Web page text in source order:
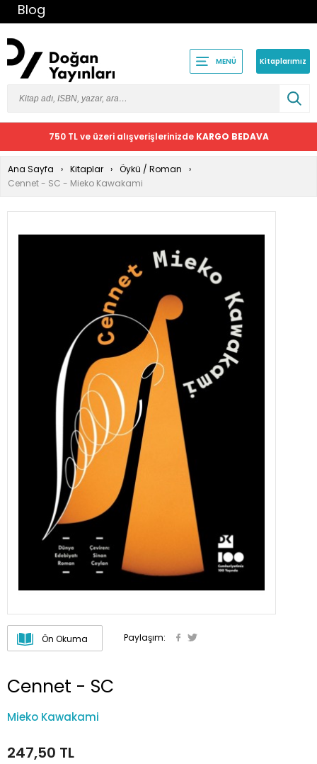
Blog
MENÜ Kitaplarımız
750 TL ve üzeri alışverişlerinizde KARGO BEDAVA
Ana Sayfa Kitaplar
Öykü / Roman
Cennet - SC - Mieko Kawakami
Ön Okuma Paylaşım:
Cennet - SC
Mieko Kawakami
247,50 TL